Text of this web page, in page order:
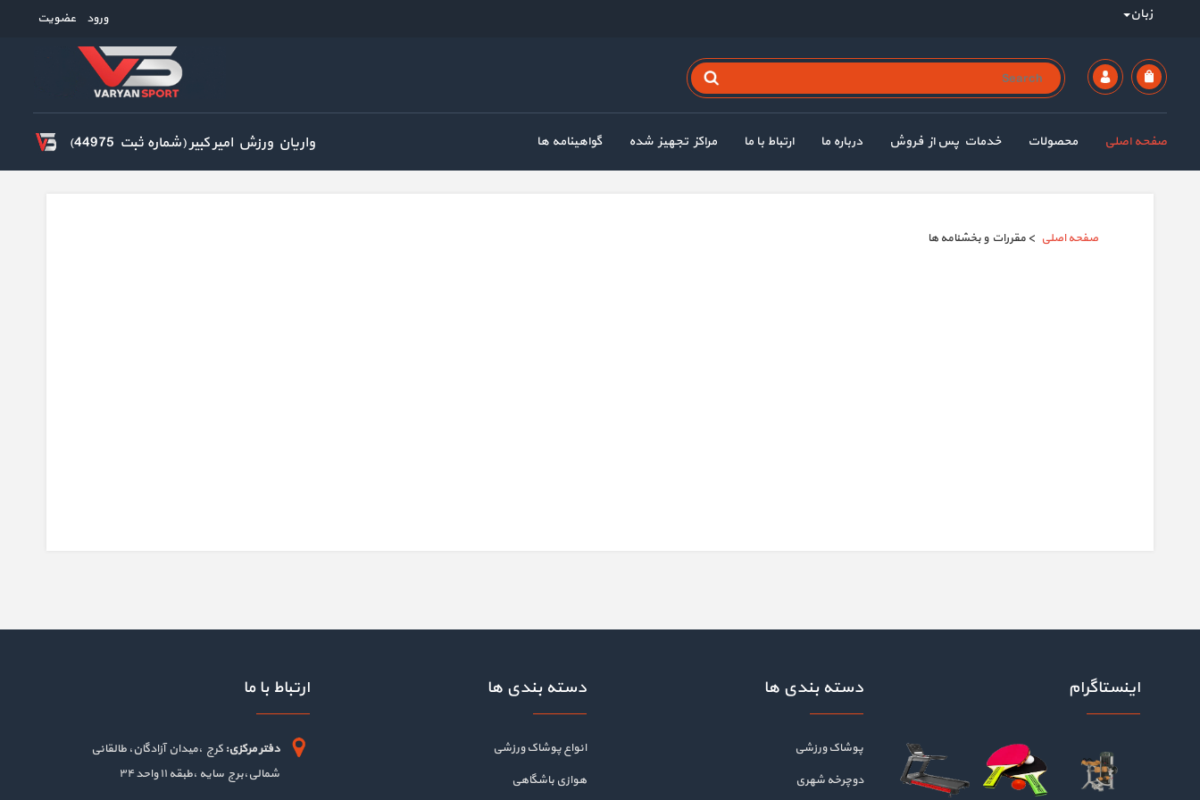
زبان ورود عضویت
صفحه اصلی محصولات خدمات پس از فروش درباره ما ارتباط با ما مراکز تجهیز شده گواهینامه ها واریان ورزش امیر کبیر (شماره ثبت 44975)
صفحه اصلی > مقررات و بخشنامه ها
اینستاگرام دسته بندی ها
پوشاک ورزشی
دوچرخه شهری
دسته بندی ها
انواع پوشاک ورزشی
هوازی باشگاهی
ارتباط با ما
دفتر مرکزی: کرج ،میدان آزادگان، طالقانی
شمالی،برج سایه ،طبقه ۱۱ واحد ۳۴